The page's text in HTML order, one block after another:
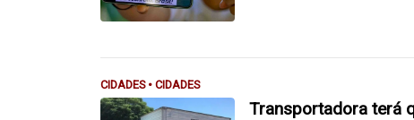
CIDADES • CIDADES
Transportadora terá